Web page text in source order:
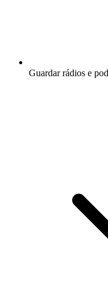
Guardar rádios e